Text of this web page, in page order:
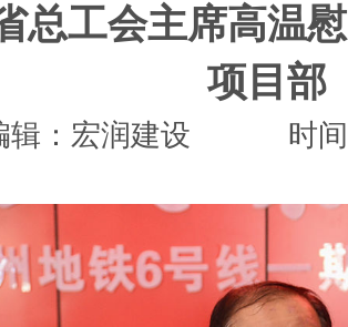
总工会主席高温
项目部
辑：宏润建设 时